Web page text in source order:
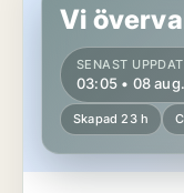
Vi
SENAST
03:05 • 08 aug.
Skapad 23 h